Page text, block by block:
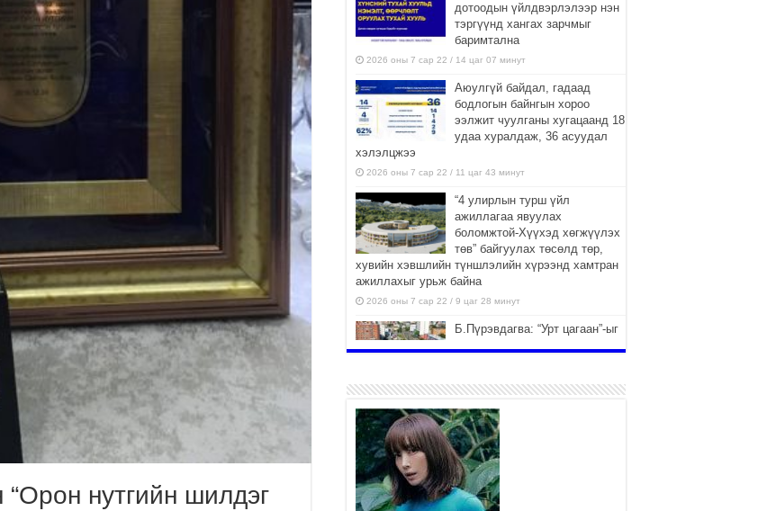
нутгийн шилдэг
дотоодын үйлдвэрлэлээр нэн
тэргүүнд хангах зарчмыг
баримтална
2026 оны 7 сар 22 / 14 цаг 07 минут
Аюулгүй байдал, гадаад
бодлогын байнгын хороо
ээлжит чуулганы хугацаанд 18
удаа хуралдаж, 36 асуудал
хэлэлцжээ
2026 оны 7 сар 22 / 11 цаг 43 минут
“4 улирлын турш үйл
ажиллагаа явуулах
боломжтой-Хүүхэд хөгжүүлэх
төв” байгуулах төсөлд төр,
хувийн хэвшлийн түншлэлийн хүрээнд хамтран
ажиллахыг урьж байна
2026 оны 7 сар 22 / 9 цаг 28 минут
Б.Пүрэвдагва: “Урт цагаан”-ыг
2026 оны 7 сар 21 / 16 цаг 47 минут
Тусгай замын автобус /BRT/
төслийн удирдах хорооны
ээлжит хуралдаан боллоо
2026 оны 7 сар 21 / 16 цаг 43 минут
Ерөнхий сайд Н.Учрал БНХАУ-